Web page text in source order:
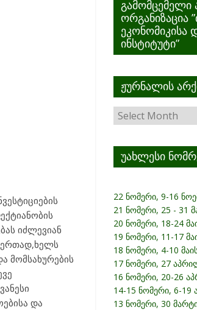
იძლევიან
ერთად,ხელს
მომსახურების
და
გამომცემელი
ორგანიზაცია
ეკონომიკისა
ინსტიტუტი”
ჟურნალის
ჟურნალის
არქივი
უახლესი
22 ნომერი, 9-16
21 ნომერი, 25 - 31
20 ნომერი, 18-24
19 ნომერი, 11-17
18 ნომერი, 4-10
17 ნომერი, 27
16 ნომერი, 20-26
14-15 ნომერი, 6-19
13 ნომერი, 30